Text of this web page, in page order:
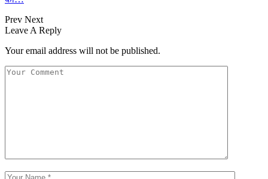
Prev Next
Leave A Reply
Your email address will not be published.